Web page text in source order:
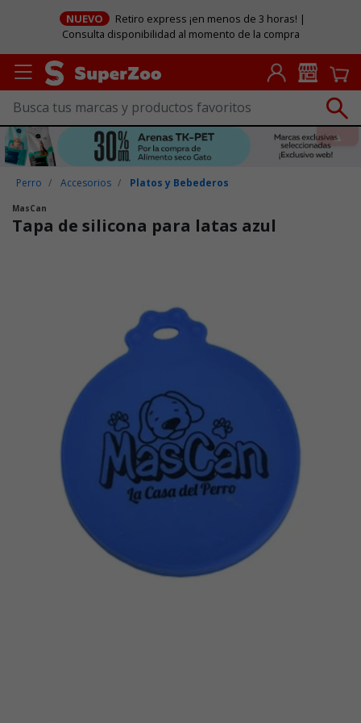
NUEVO
Retiro express ¡en menos de 3 horas! |
Consulta disponibilidad al momento de la compra
Perro Accesorios Platos y Bebederos
MasCan
Tapa de silicona para latas azul